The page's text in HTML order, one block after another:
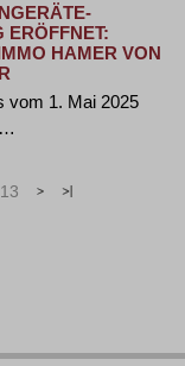
A
HAMER VON V
vom 1. Mai 2025
…
13 > »